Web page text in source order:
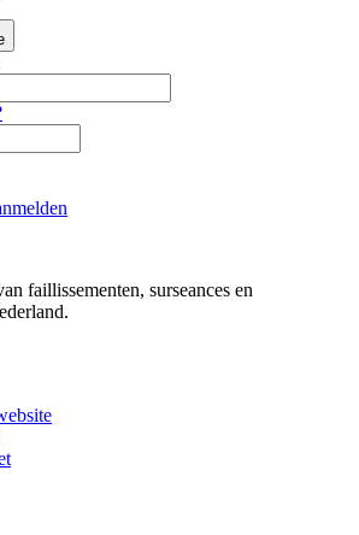
faillissementen, surseances en